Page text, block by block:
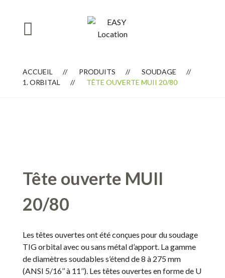
ACCUEIL PRODUITS
SOUDAGE
1. ORBITAL
TÊTE OUVERTE MUII 20/80
Tête ouverte MUII
20/80
Les têtes ouvertes ont été conçues pour du soudage
TIG orbital avec ou sans métal d’apport. La gamme
de diamètres soudables s’étend de 8 à 275 mm
(ANSI 5/16’’ à 11’’). Les têtes ouvertes en forme de U